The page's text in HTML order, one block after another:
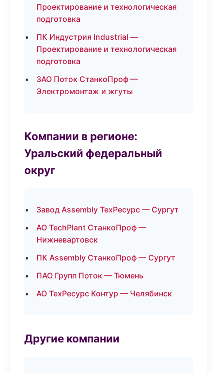
Проектирование и технологическая
подготовка
ПК Индустрия Industrial —
Проектирование и технологическая
подготовка
ЗАО Поток СтанкоПроф —
Электромонтаж и жгуты
Компании в регионе:
Уральский федеральный
округ
Завод Assembly ТехРесурс — Сургут
АО TechPlant СтанкоПроф —
Нижневартовск
ПК Assembly СтанкоПроф — Сургут
ПАО Групп Поток — Тюмень
АО ТехРесурс Контур — Челябинск
Другие компании